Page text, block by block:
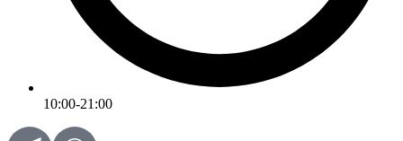
10:00-21:00